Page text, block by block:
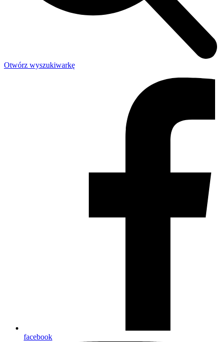
Otwórz wyszukiwarkę
facebook